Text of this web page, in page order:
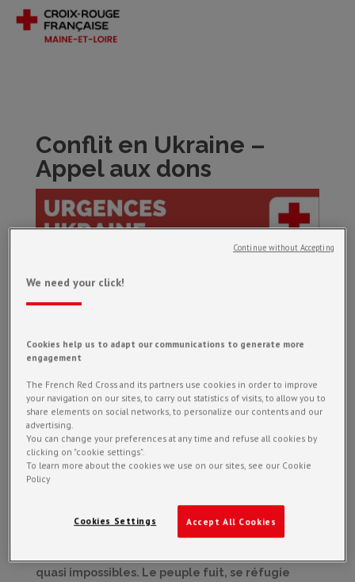
Conflit en Ukraine –
Appel aux dons
La situation est plus que préoccupante en
Ukraine, la population ukrainienne est privée
d’eau et d’électricité, le réseau téléphonique,
quasi impossibles. Le peuple fuit, se réfugie
We need your click!
Cookies help us to adapt our communications to generate more
engagement
The French Red Cross and its partners use cookies in order to improve
your navigation on our sites, to carry out statistics of visits, to allow you to
share elements on social networks, to personalize our contents and our
advertising.
You can change your preferences at any time and refuse all cookies by
clicking on "cookie settings".
To learn more about the cookies we use on our sites, see our Cookie
Policy
Accept All Cookies
Cookies Settings
Continue without Accepting